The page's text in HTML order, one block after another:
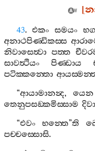
[
43.එකං සමයං
අනාථපිණ‍්ඩිකස‍්ස
නිවාසෙත්‍වා පත‍්ත
සාවත්‍ථියං
පිණ‍්ඩාය
පටික‍්කන‍්තො
“ආයාමානන්‍ද,යෙන
තෙනුපසඞ‍්කමිස‍්සාම
“එවං භන‍්තෙ”ති
පච‍්චස‍්සොසි.